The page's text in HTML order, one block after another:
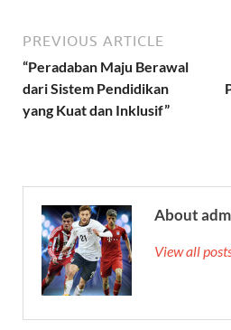
PREVIOUS ARTICLE
“Peradaban Maju Berawal
dari Sistem Pendidikan
yang Kuat dan Inklusif”
About
View all